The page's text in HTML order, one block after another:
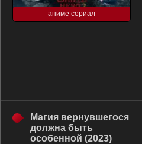
аниме сериал
Магия вернувшегося
должна быть
особенной (2023)